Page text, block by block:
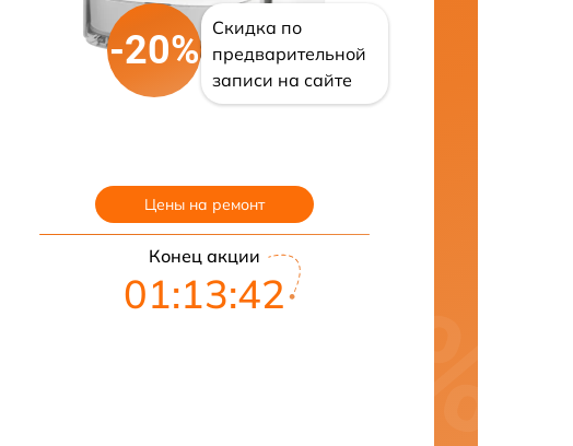
-20%
Скидка по
предварительной
записи на сайте
Цены на ремонт
Конец акции
01:13:42